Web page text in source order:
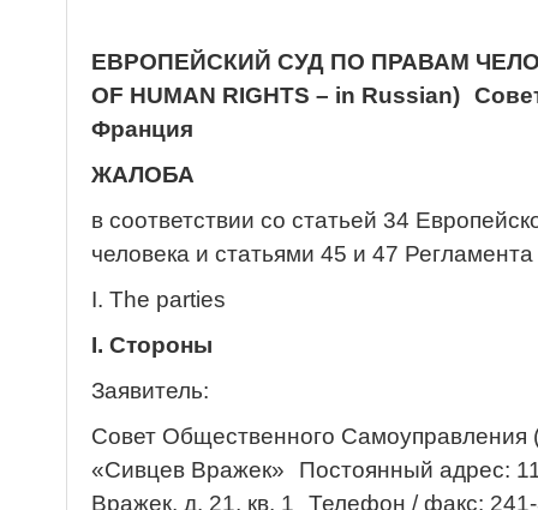
ЕВРОПЕЙСКИЙ СУД ПО ПРАВАМ
OF HUMAN RIGHTS – in Russian)
Франция
ЖАЛОБА
в соответствии со статьей 34
человека и статьями 45 и 47
I. The parties
I. Стороны
Заявитель:
Совет Общественного
«Сивцев Вражек» Постоянный адрес:
Вражек, д. 21, кв. 1 Телефон / факс: